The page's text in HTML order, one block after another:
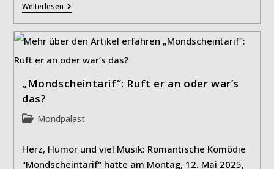
Weiterlesen„Ruhrpott-
Express“:
Eine
Märchenhafte
Nahverkehrskomödie
Mit
Viel
„Mondscheintarif“: Ruft er an oder war’s
das?
Beitrags-
Mondpalast
Herz, Humor und viel Musik: Romantische Komödie
"Mondscheintarif" hatte am Montag, 12. Mai 2025,